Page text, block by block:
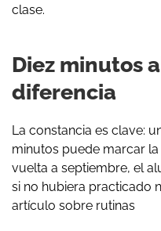
clase.
Diez minutos
diferencia
La constancia es clave:
minutos puede marcar
vuelta a septiembre, el
si no hubiera practicado
artículo sobre rutinas